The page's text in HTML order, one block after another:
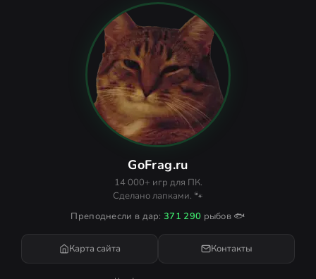
GoFrag.ru
14 000+ игр для ПК.
Сделано лапками. 🐾
Преподнесли в дар:371 290 рыбов 🐟
Карта сайта Контакты